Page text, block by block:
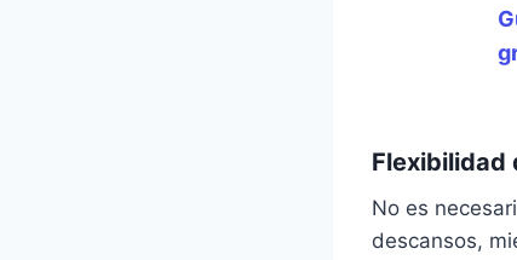
Flexibilidad
No es
descansos,